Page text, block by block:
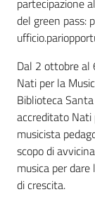
partecipazione
del green pass:
Dal 2 ottobre al
Nati per la
Biblioteca
accreditato Nati
musicista
scopo di
musica per
di crescita.